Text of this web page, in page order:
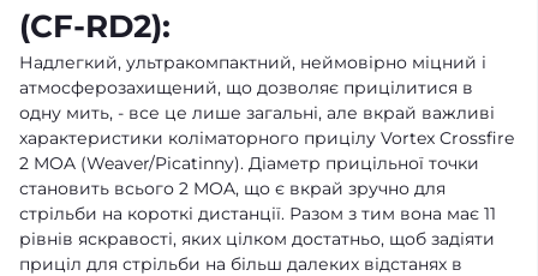
(CF-RD2):
Надлегкий, ультракомпактний, неймовірно міцний і
атмосферозахищений, що дозволяє прицілитися в
одну мить, - все це лише загальні, але вкрай важливі
характеристики коліматорного прицілу Vortex Crossfire
2 MOA (Weaver/Picatinny). Діаметр прицільної точки
становить всього 2 MOA, що є вкрай зручно для
стрільби на короткі дистанції. Разом з тим вона має 11
рівнів яскравості, яких цілком достатньо, щоб задіяти
приціл для стрільби на більш далеких відстанях в